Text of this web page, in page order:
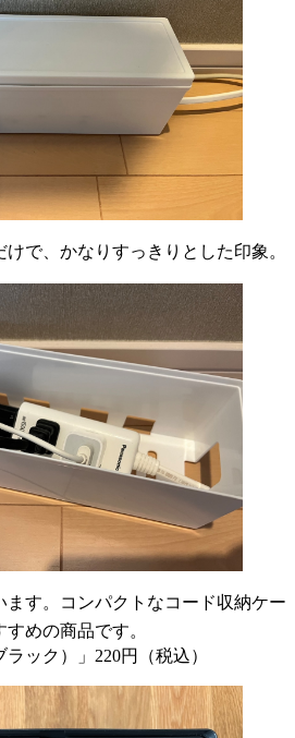
で、かなりすっきりとした印象。
す。コンパクトなコード収納ケー
めの商品です。
ック）」220円（税込）